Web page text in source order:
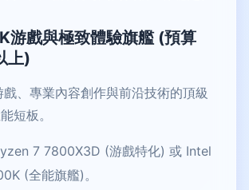
游戲與極致體驗旗艦 (預算
上)
、專業內容創作與前沿技術的頂級
短板。
7 7800X3D (游戲特化) 或 Intel
(全能旗艦)。